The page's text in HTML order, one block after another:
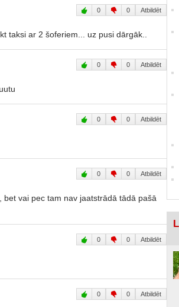
0 0 Atbildēt
taksi ar 2 šoferiem... uz pusi dārgāk..
0 0 Atbildēt
0 0 Atbildēt
0 0 Atbildēt
vai pec tam nav jaatstrādā tādā pašā
0 0 Atbildēt
0 0 Atbildēt